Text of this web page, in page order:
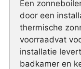
Een
door een
thermische
voorraadvat
installatie
badkamer en